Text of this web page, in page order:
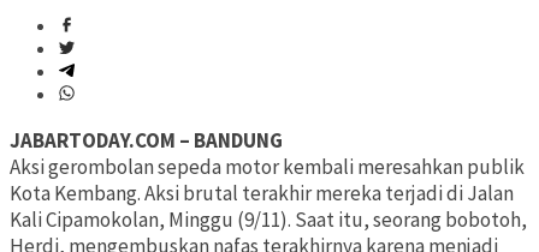
JABARTODAY.COM – BANDUNG
Aksi gerombolan sepeda motor kembali meresahkan publik
Kota Kembang. Aksi brutal terakhir mereka terjadi di Jalan
Kali Cipamokolan, Minggu (9/11). Saat itu, seorang bobotoh,
Herdi, mengembuskan nafas terakhirnya karena menjadi